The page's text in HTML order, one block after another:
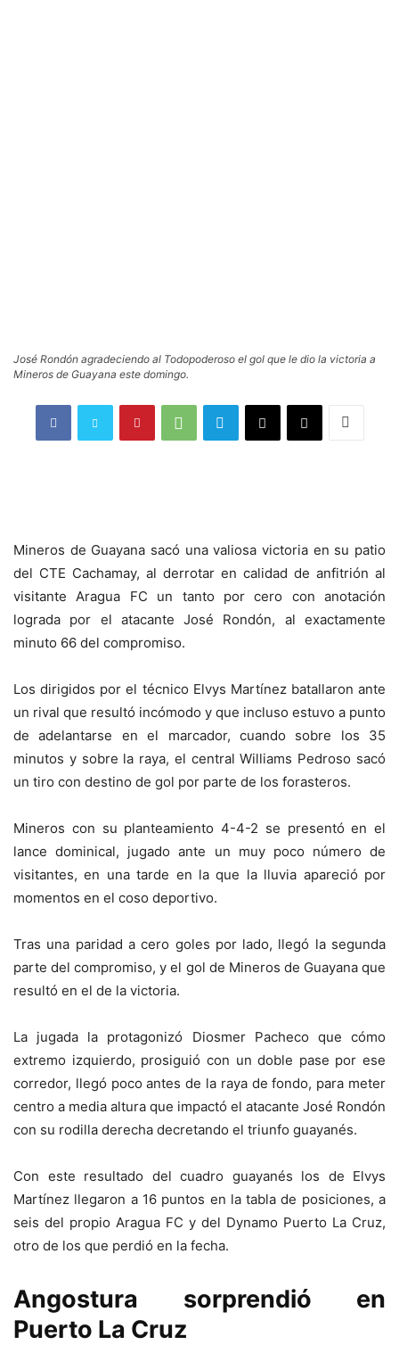
José Rondón agradeciendo al Todopoderoso el gol que le dio la victoria a
Mineros de Guayana este domingo.
Mineros de Guayana sacó una valiosa victoria en su patio
del CTE Cachamay, al derrotar en calidad de anfitrión al
visitante Aragua FC un tanto por cero con anotación
lograda por el atacante José Rondón, al exactamente
minuto 66 del compromiso.
Los dirigidos por el técnico Elvys Martínez batallaron ante
un rival que resultó incómodo y que incluso estuvo a punto
de adelantarse en el marcador, cuando sobre los 35
minutos y sobre la raya, el central Williams Pedroso sacó
un tiro con destino de gol por parte de los forasteros.
Mineros con su planteamiento 4-4-2 se presentó en el
lance dominical, jugado ante un muy poco número de
visitantes, en una tarde en la que la lluvia apareció por
momentos en el coso deportivo.
Tras una paridad a cero goles por lado, llegó la segunda
parte del compromiso, y el gol de Mineros de Guayana que
resultó en el de la victoria.
La jugada la protagonizó Diosmer Pacheco que cómo
extremo izquierdo, prosiguió con un doble pase por ese
corredor, llegó poco antes de la raya de fondo, para meter
centro a media altura que impactó el atacante José Rondón
con su rodilla derecha decretando el triunfo guayanés.
Con este resultado del cuadro guayanés los de Elvys
Martínez llegaron a 16 puntos en la tabla de posiciones, a
seis del propio Aragua FC y del Dynamo Puerto La Cruz,
otro de los que perdió en la fecha.
Angostura sorprendió en
Puerto La Cruz